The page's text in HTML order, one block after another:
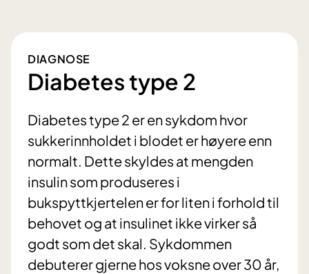
DIAGNOSE
Diabetes type 2
Diabetes type 2 er en sykdom hvor
sukkerinnholdet i blodet er høyere enn
normalt. Dette skyldes at mengden
insulin som produseres i
bukspyttkjertelen er for liten i forhold til
behovet og at insulinet ikke virker så
godt som det skal. Sykdommen
debuterer gjerne hos voksne over 30 år,